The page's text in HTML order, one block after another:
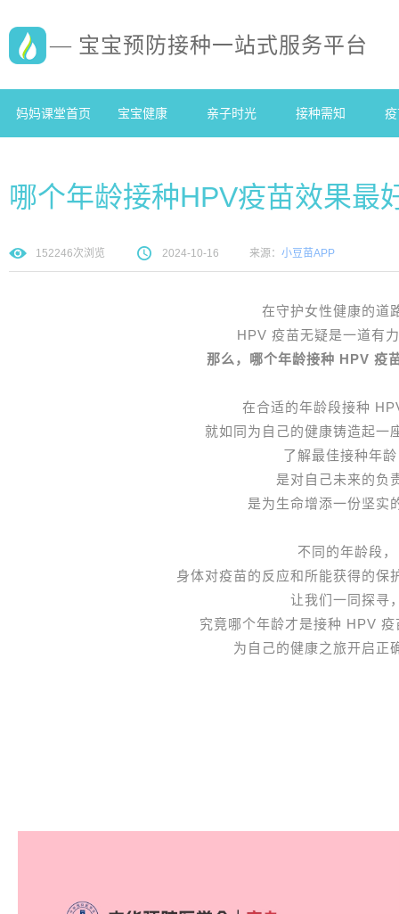
— 宝宝预防接种一站式服务平台
妈妈课堂首页 宝宝健康 亲子时光 接种需知
哪个年龄接种HPV疫苗效果最
152246次浏览 2024-10-16 来源： 小豆苗APP
在守护女性健康的道
HPV 疫苗无疑是一道有
那么，哪个年龄接种 HPV 疫
在合适的年龄段接种
就如同为自己的健康铸造起一
了解最佳接种年
是对自己未来的负
是为生命增添一份坚实
不同的年龄段，
身体对疫苗的反应和所能获得的保
让我们一同探寻
究竟哪个年龄才是接种 HPV
为自己的健康之旅开启正